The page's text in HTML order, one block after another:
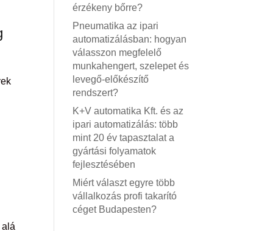
érzékeny bőrre?
Pneumatika az ipari
automatizálásban: hogyan
válasszon megfelelő
munkahengert, szelepet és
levegő-előkészítő
rendszert?
K+V automatika Kft. és az
ipari automatizálás: több
mint 20 év tapasztalat a
gyártási folyamatok
fejlesztésében
Miért választ egyre több
vállalkozás profi takarító
céget Budapesten?